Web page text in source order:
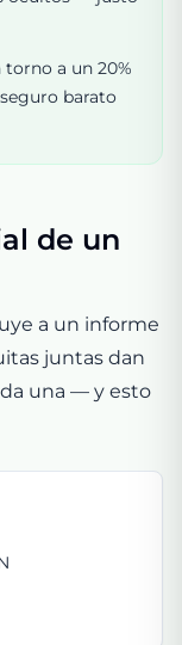
a un 20%
barato
de un
a un informe
juntas dan
una — y esto